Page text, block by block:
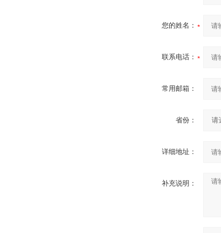
您的姓名：
联系电话：
常用邮箱：
省份：
详细地址：
补充说明：